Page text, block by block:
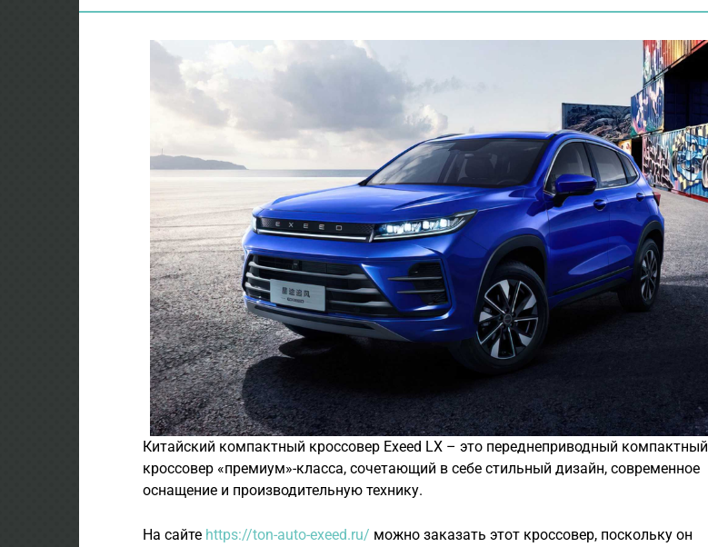
Китайский компактный кроссовер Exeed LX – это переднеприводный компактный
кроссовер «премиум»-класса, сочетающий в себе стильный дизайн, современное
оснащение и производительную технику.
На сайте https://ton-auto-exeed.ru/ можно заказать этот кроссовер, поскольку он